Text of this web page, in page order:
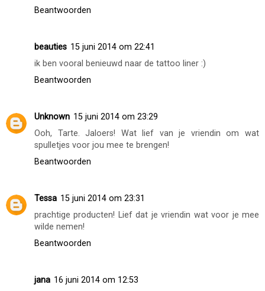
Beantwoorden
beauties 15 juni 2014 om 22:41
ik ben vooral benieuwd naar de tattoo liner :)
Beantwoorden
Unknown 15 juni 2014 om 23:29
Ooh, Tarte. Jaloers! Wat lief van je vriendin om wat
spulletjes voor jou mee te brengen!
Beantwoorden
Tessa 15 juni 2014 om 23:31
prachtige producten! Lief dat je vriendin wat voor je mee
wilde nemen!
Beantwoorden
jana 16 juni 2014 om 12:53